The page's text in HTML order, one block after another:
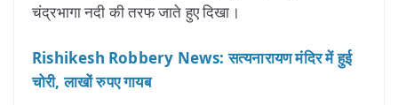
चंद्रभागा नदी की तरफ जाते हुए दिखा।
Rishikesh Robbery News: सत्यनारायण मंदिर में हुई
चोरी, लाखों रुपए गायब